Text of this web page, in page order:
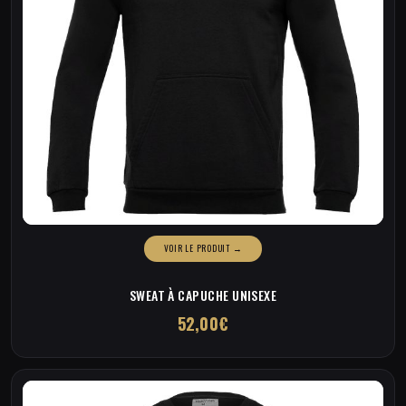
SWEAT À CAPUCHE UNISEXE
€
52,00
produit
a
plusieurs
variations.